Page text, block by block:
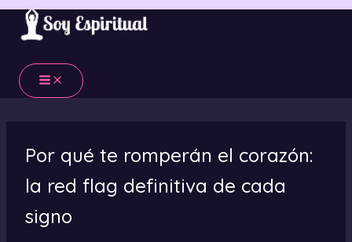
Ir
contenido
Por qué te romperán el corazón:
la red flag definitiva de cada
signo